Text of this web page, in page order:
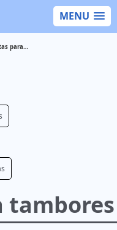
MENU
etiquetas para tambores
tambores